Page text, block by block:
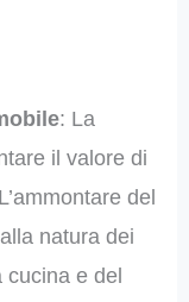
: La
il valore di
del
natura dei
cucina e del